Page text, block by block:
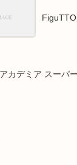
カデミア スーパ